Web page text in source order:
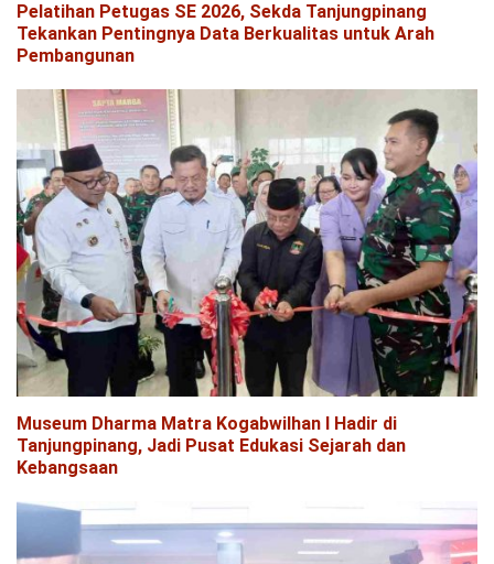
Pelatihan Petugas SE 2026, Sekda Tanjungpinang
Tekankan Pentingnya Data Berkualitas untuk Arah
Pembangunan
Museum Dharma Matra Kogabwilhan I Hadir di
Tanjungpinang, Jadi Pusat Edukasi Sejarah dan
Kebangsaan